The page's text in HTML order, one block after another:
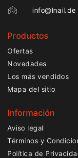
info@lnail.de
Productos
Ofertas
Novedades
Los más vendidos
Mapa del sitio
Información
Aviso legal
Términos y
Política de